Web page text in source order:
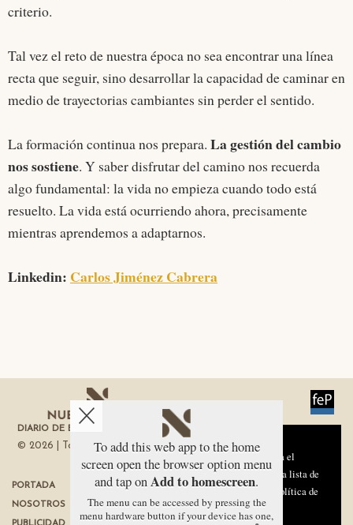
criterio.
Tal vez el reto de nuestra época no sea encontrar una línea
recta que seguir, sino desarrollar la capacidad de caminar en
medio de trayectorias cambiantes sin perder el sentido.
La formación continua nos prepara. La gestión del cambio
nos sostiene. Y saber disfrutar del camino nos recuerda
algo fundamental: la vida no empieza cuando todo está
resuelto. La vida está ocurriendo ahora, precisamente
mientras aprendemos a adaptarnos.
Linkedin: Carlos Jiménez Cabrera
DIARIO DE ECONOMÍA DE LA REGIÓN DE MURCIA
© 2026 | Todos los derechos reservados
PORTADA
NOSOTROS
TÉRMINOS DE USO
PROTECCIÓN DE DATOS
To add this web app to the home
screen open the browser option menu
and tap onAdd to homescreen.
The menu can be accessed by pressing the
menu hardware button if your device has one,
Aviso sobre el Uso de cookies:
Utilizamos cookies nuestras y de terceros para el
funcionamiento del digital. Puedes consultar la lista de
cookies y como desconectarlas.Ver nuestra Política de
Privacidad y Cookies